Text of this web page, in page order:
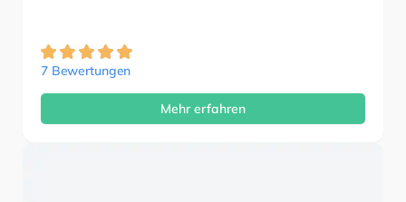
7 Bewertungen
Mehr erfahren